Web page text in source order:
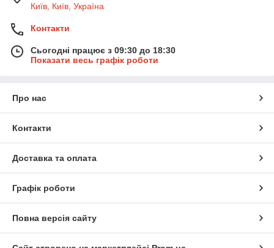
Київ, Київ, Україна
Контакти
Сьогодні працює з 09:30 до 18:30
Показати весь графік роботи
Про нас
Контакти
Доставка та оплата
Графік роботи
Повна версія сайту